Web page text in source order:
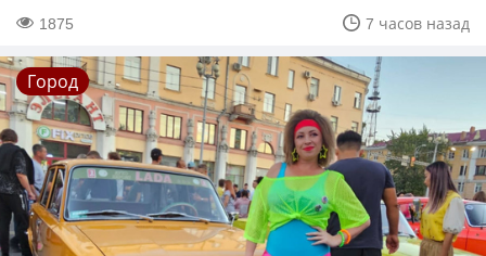
1875 7 часов назад
Город